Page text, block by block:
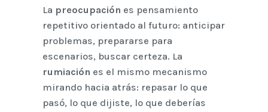
La preocupación es pensamiento
repetitivo orientado al futuro: anticipar
problemas, prepararse para
escenarios, buscar certeza. La
rumiación es el mismo mecanismo
mirando hacia atrás: repasar lo que
pasó, lo que dijiste, lo que deberías